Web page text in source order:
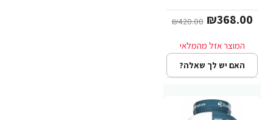
Dymatize Nutrition
₪368.00
₪420.00
האם יש לך שאלה?